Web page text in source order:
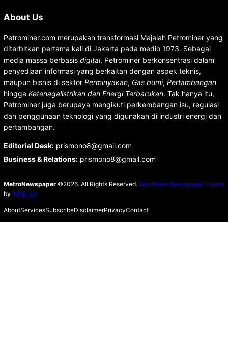
About Us
Petrominer.com merupakan transformasi Majalah Petrominer yang
diterbitkan pertama kali di Jakarta pada medio 1973. Sebagai
media massa berbasis digital, Petrominer berkonsentrasi dalam
penyediaan informasi yang berkaitan dengan aspek teknis,
maupun bisnis di sektor Perminyakan, Gas bumi, Pertambangan
hingga Ketenagalistrikan dan Energi Terbarukan. Tak hanya itu,
Petrominer juga berupaya mengikuti perkembangan isu, regulasi
dan penggunaan teknologi yang digunakan di industri energi dan
pertambangan.
Editorial Desk:prismono8@gmail.com
Business & Relations:prismono8@gmail.com
MetroNewspaper©2026. All Rights Reserved. WordPress Newspaper Theme
by WPEnjoy
AboutServicesSubscribeDisclaimerPrivacyContact